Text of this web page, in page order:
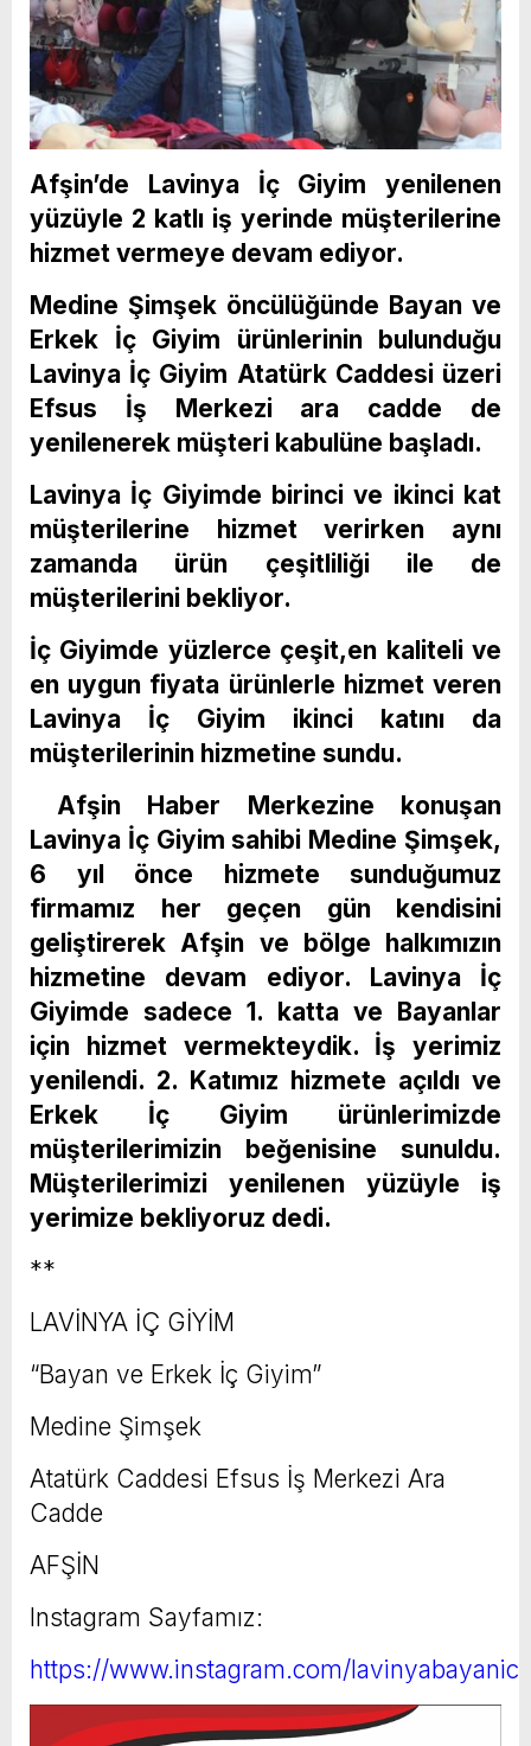
Afşin’de Lavinya İç Giyim yenilenen
yüzüyle 2 katlı iş yerinde müşterilerine
hizmet vermeye devam ediyor.
Medine Şimşek öncülüğünde Bayan ve
Erkek İç Giyim ürünlerinin bulunduğu
Lavinya İç Giyim Atatürk Caddesi üzeri
Efsus İş Merkezi ara cadde de
yenilenerek müşteri kabulüne başladı.
Lavinya İç Giyimde birinci ve ikinci kat
müşterilerine hizmet verirken aynı
zamanda ürün çeşitliliği ile de
müşterilerini bekliyor.
İç Giyimde yüzlerce çeşit,en kaliteli ve
en uygun fiyata ürünlerle hizmet veren
Lavinya İç Giyim ikinci katını da
müşterilerinin hizmetine sundu.
Afşin Haber Merkezine konuşan
Lavinya İç Giyim sahibi Medine Şimşek,
6 yıl önce hizmete sunduğumuz
firmamız her geçen gün kendisini
geliştirerek Afşin ve bölge halkımızın
hizmetine devam ediyor. Lavinya İç
Giyimde sadece 1. katta ve Bayanlar
için hizmet vermekteydik. İş yerimiz
yenilendi. 2. Katımız hizmete açıldı ve
Erkek İç Giyim ürünlerimizde
müşterilerimizin beğenisine sunuldu.
Müşterilerimizi yenilenen yüzüyle iş
yerimize bekliyoruz dedi.
**
LAVİNYA İÇ GİYİM
“Bayan ve Erkek İç Giyim”
Medine Şimşek
Atatürk Caddesi Efsus İş Merkezi Ara
Cadde
AFŞİN
Instagram Sayfamız:
https://www.instagram.com/